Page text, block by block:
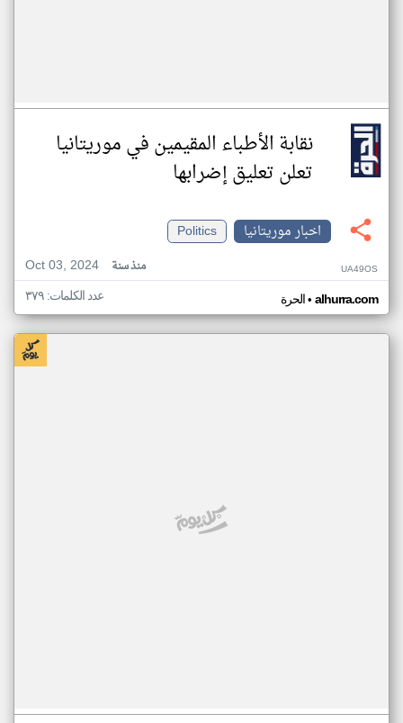
نقابة الأطباء المقيمين في موريتانيا
تعلن تعليق إضرابها
اخبار موريتانيا
Politics
Oct 03, 2024
منذ سنة UA49OS
الحرة• alhurra.com عدد الكلمات: ٣٧٩